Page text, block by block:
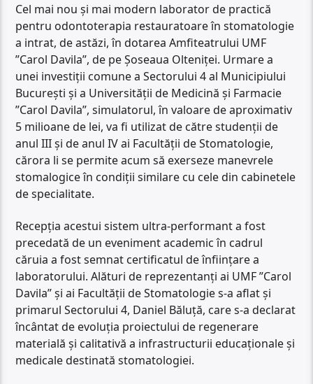
Cel mai nou și mai modern laborator de practică
pentru odontoterapia restauratoare în stomatologie
a intrat, de astăzi, în dotarea Amfiteatrului UMF
”Carol Davila”, de pe Șoseaua Olteniței. Urmare a
unei investiții comune a Sectorului 4 al Municipiului
București și a Universității de Medicină și Farmacie
”Carol Davila”, simulatorul, în valoare de aproximativ
5 milioane de lei, va fi utilizat de către studenții de
anul III și de anul IV ai Facultății de Stomatologie,
cărora li se permite acum să exerseze manevrele
stomalogice în condiții similare cu cele din cabinetele
de specialitate.
Recepția acestui sistem ultra-performant a fost
precedată de un eveniment academic în cadrul
căruia a fost semnat certificatul de înființare a
laboratorului. Alături de reprezentanți ai UMF ”Carol
Davila” și ai Facultății de Stomatologie s-a aflat și
primarul Sectorului 4, Daniel Băluță, care s-a declarat
încântat de evoluția proiectului de regenerare
materială și calitativă a infrastructurii educaționale și
medicale destinată stomatologiei.